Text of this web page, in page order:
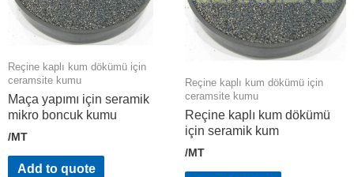
Reçine kaplı kum dökümü için
ceramsite kumu
Maça yapımı için seramik
mikro boncuk kumu
/MT
Add to quote
Reçine kaplı kum dökümü için
ceramsite kumu
Reçine kaplı kum dökümü
için seramik kum
/MT